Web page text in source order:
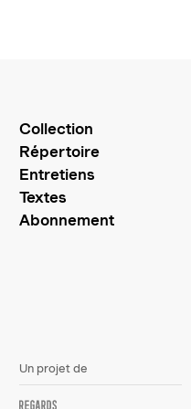
Collection
Répertoire
Entretiens
Textes
Abonnement
Un projet de